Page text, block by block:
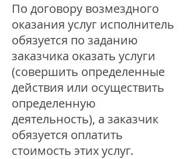
По договору возмездного
оказания услуг исполнитель
обязуется по заданию
заказчика оказать услуги
(совершить определенные
действия или осуществить
определенную
деятельность), а заказчик
обязуется оплатить
стоимость этих услуг.